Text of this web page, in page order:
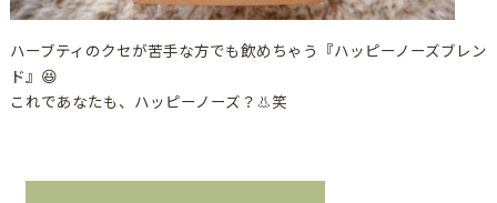
ハーブティのクセが苦手な方でも飲めちゃう『ハッピーノーズブレン
ド』😆
これであなたも、ハッピーノーズ？👃笑